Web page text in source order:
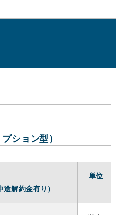
ション型）
解約金有り）
単位